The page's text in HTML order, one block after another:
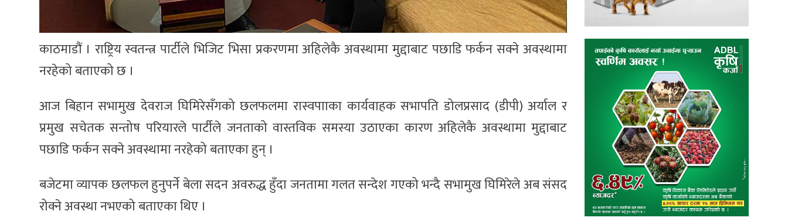
काठमाडौं । राष्ट्रिय स्वतन्त्र पार्टीले भिजिट भिसा प्रकरणमा अहिलेकै अवस्थामा मुद्दाबाट पछाडि फर्कन सक्ने अवस्थामा
नरहेको बताएको छ ।
आज बिहान सभामुख देवराज घिमिरेसँगको छलफलमा रास्वपााका कार्यवाहक सभापति डोलप्रसाद (डीपी) अर्याल र
प्रमुख सचेतक सन्तोष परियारले पार्टीले जनताको वास्तविक समस्या उठाएका कारण अहिलेकै अवस्थामा मुद्दाबाट
पछाडि फर्कन सक्ने अवस्थामा नरहेको बताएका हुन् ।
बजेटमा व्यापक छलफल हुनुपर्ने बेला सदन अवरुद्ध हुँदा जनतामा गलत सन्देश गएको भन्दै सभामुख घिमिरेले अब संसद
रोक्ने अवस्था नभएको बताएका थिए ।